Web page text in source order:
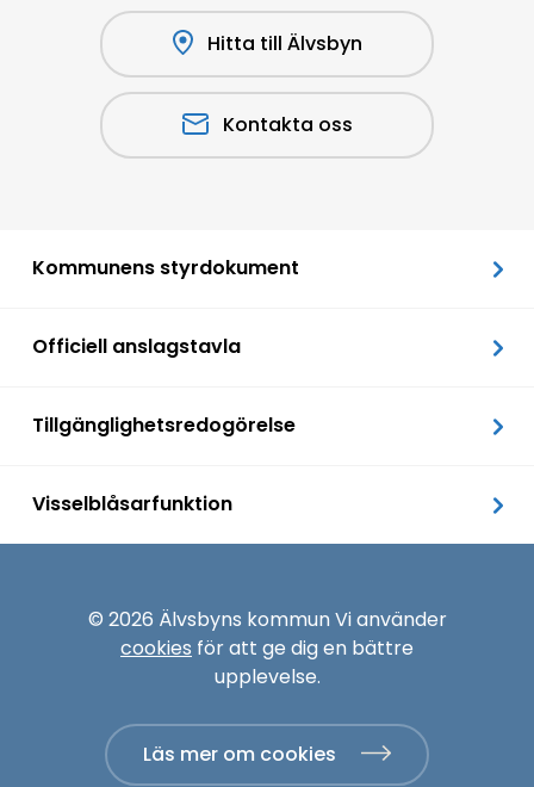
Hitta till Älvsbyn
Kontakta oss
Kommunens styrdokument
Officiell anslagstavla
Tillgänglighetsredogörelse
Visselblåsarfunktion
© 2026 Älvsbyns kommun Vi använder
cookies för att ge dig en bättre
upplevelse.
Läs mer om cookies